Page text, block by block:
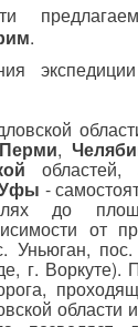
.
Перми,
-
до
от
Уньюган,
г. Воркуте).
области